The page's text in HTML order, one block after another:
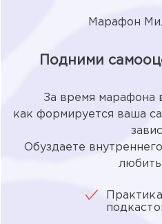
Марафон
Подними
За время марафона
как формируется ваша
Обуздаете
любить